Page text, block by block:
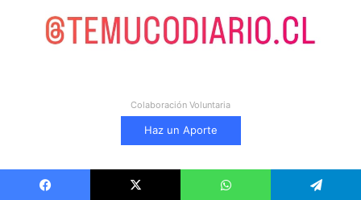
Colaboración Voluntaria
Haz un Aporte